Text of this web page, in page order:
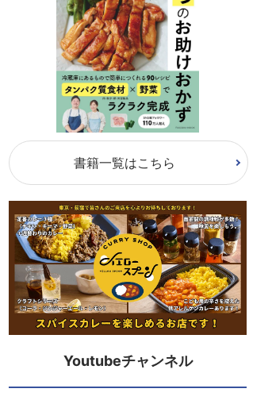
書籍一覧はこちら
Youtubeチャンネル